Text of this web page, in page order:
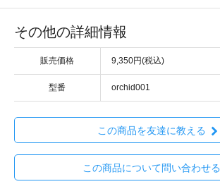
その他の詳細情報
販売価格 9,350円(税込)
型番 orchid001
この商品を友達に教える
この商品について問い合わせる